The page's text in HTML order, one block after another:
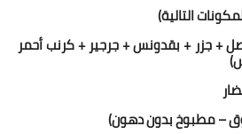
التالية)
+ جزر + بقدونس + جرجير + كرنب أحمر
– مطبوخ بدون دهون)